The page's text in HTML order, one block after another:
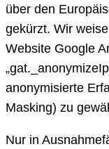
über den
gekürzt. Wir
Website Google
anonymisierte
Masking) zu
Nur in